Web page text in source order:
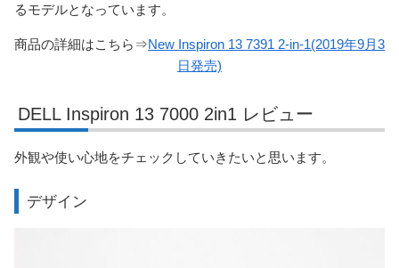
るモデルとなっています。
商品の詳細はこちら⇒New Inspiron 13 7391 2-in-1(2019年9月3
日発売)
DELL Inspiron 13 7000 2in1 レビュー
外観や使い心地をチェックしていきたいと思います。
デザイン